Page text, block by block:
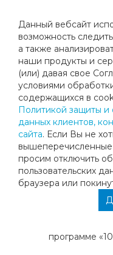
Данный вебсайт
возможность
а также
наши продукты и
(или) давая свое
условиями
содержащихся в
Политикой защиты и
данных клиентов,
сайта. Если Вы не
просим отключить
пользовательских
браузера или
ВИЛЬКЕВИЧ
ВАЛЕРИЕВИЧ
Константин
Тренер
- Образование
- Стаж
работы более 5
программе «10